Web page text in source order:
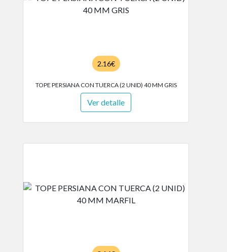
2.16€
TOPE PERSIANA CON TUERCA (2 UNID) 40 MM GRIS
Ver detalle